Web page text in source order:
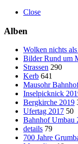
Close
Alben
Wolken nichts
Bilder Rund um
Strassen 290
Kerb 641
Mausohr
Inselpicknick
Bergkirche 2019
Ufertag 2017 50
Bahnhof Umbau
details 79
700 Jahre